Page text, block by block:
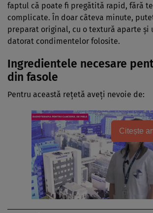
faptul că poate fi pregătită rapid, fără
complicate. În doar câteva minute,
preparat original, cu o textură aparte și
datorat condimentelor folosite.
Ingredientele necesare
din fasole
Pentru această rețetă aveți nevoie de:
Citește